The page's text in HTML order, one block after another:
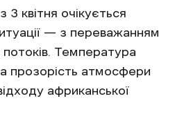
3 квітня очікується
— з переважанням
потоків. Температура
прозорість атмосфери
африканської